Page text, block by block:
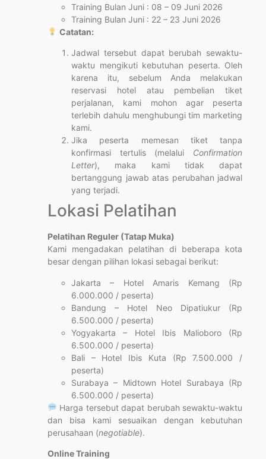
Training Bulan Juni : 08 – 09 Juni 2026
Training Bulan Juni : 22 – 23 Juni 2026
Catatan:
Jadwal tersebut dapat berubah sewaktu-
waktu mengikuti kebutuhan peserta. Oleh
karena itu, sebelum Anda melakukan
reservasi hotel atau pembelian tiket
perjalanan, kami mohon agar peserta
terlebih dahulu menghubungi tim marketing
kami.
Jika peserta memesan tiket tanpa
konfirmasi tertulis (melalui Confirmation
Letter), maka kami tidak dapat
bertanggung jawab atas perubahan jadwal
yang terjadi.
Lokasi Pelatihan
Pelatihan Reguler (Tatap Muka)
Kami mengadakan pelatihan di beberapa kota
besar dengan pilihan lokasi sebagai berikut:
Jakarta – Hotel Amaris Kemang (Rp
6.000.000 / peserta)
Bandung – Hotel Neo Dipatiukur (Rp
6.500.000 / peserta)
Yogyakarta – Hotel Ibis Malioboro (Rp
6.500.000 / peserta)
Bali – Hotel Ibis Kuta (Rp 7.500.000 /
peserta)
Surabaya – Midtown Hotel Surabaya (Rp
6.500.000 / peserta)
Harga tersebut dapat berubah sewaktu-waktu
dan bisa kami sesuaikan dengan kebutuhan
perusahaan (negotiable).
Online Training